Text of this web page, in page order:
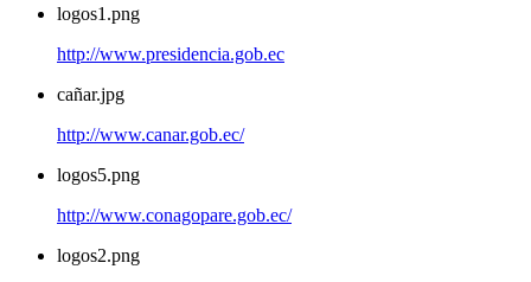
logos1.png
http://www.presidencia.gob.ec
cañar.jpg
http://www.canar.gob.ec/
logos5.png
http://www.conagopare.gob.ec/
logos2.png